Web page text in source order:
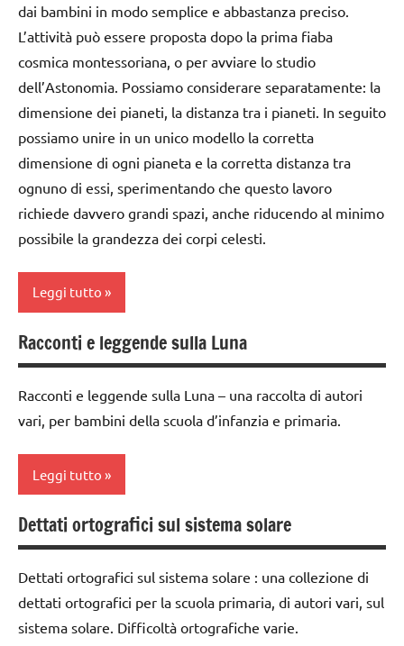
anni
dai
6
anni
DOWNLOAD
EDUCAZIONE
COSMICA
GEOGRAFIA
GUIDA
DIDATTICA
MONTESSORI
didattico
Montessori
STORIA
ARGOMENTI
PER ETA'
TUTTI GLI
ARTICOLI
Universo
dai
6
anni
DOWNLOAD
COSMICA
GEOGRAFIA
GUIDA
DIDATTICA
materiale
didattico
nomenclature
Montessori
SCIENZE
TUTORIAL
TUTTI GLI
ARGOMENTI
PER ETA'
TUTTI GLI
ARTICOLI
dai bambini in modo semplice e abbastanza preciso.
L’attività può essere proposta dopo la prima fiaba
cosmica montessoriana, o per avviare lo studio
dell’Astonomia. Possiamo considerare separatamente: la
dimensione dei pianeti, la distanza tra i pianeti. In seguito
possiamo unire in un unico modello la corretta
dimensione di ogni pianeta e la corretta distanza tra
ognuno di essi, sperimentando che questo lavoro
richiede davvero grandi spazi, anche riducendo al minimo
possibile la grandezza dei corpi celesti.
Leggi tutto
ARTE
IMMAGINE
dai
6
EDUCAZIONE
GEOGRAFIA
GUIDA
MONTESSORI
Racconti e leggende sulla Luna
Racconti e leggende sulla Luna – una raccolta di autori
vari, per bambini della scuola d’infanzia e primaria.
Leggi tutto
dai
3 ai
6
anni
dai
Dettati ortografici sul sistema solare
Dettati ortografici sul sistema solare : una collezione di
dettati ortografici per la scuola primaria, di autori vari, sul
sistema solare. Difficoltà ortografiche varie.